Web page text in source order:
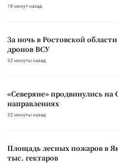
18 минут назад
За ночь в Ростовской
дронов ВСУ
32 минуты назад
«Северяне» продвинулись
направлениях
32 минуты назад
Площадь лесных пожаров в
тыс. гектаров